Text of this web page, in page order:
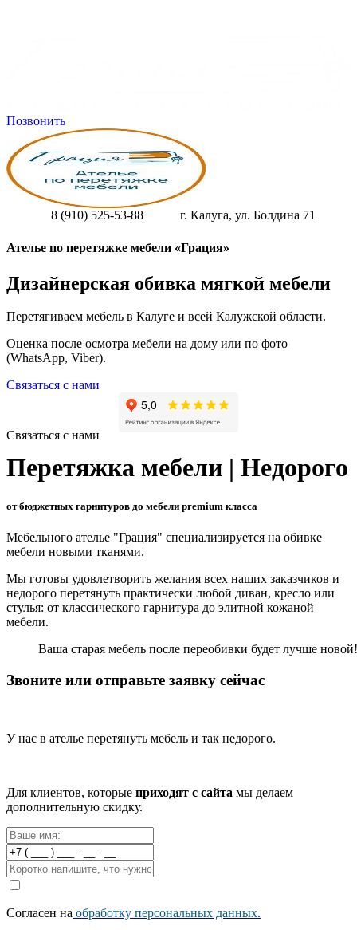
Позвонить
8 (910) 525-53-88 г. Калуга, ул. Болдина 71
Ателье по перетяжке мебели «Грация»
Дизайнерская обивка мягкой мебели
Перетягиваем мебель в Калуге и всей Калужской области.
Оценка после осмотра мебели на дому или по фото
(WhatsApp, Viber).
Связаться с нами
Связаться с нами
Перетяжка мебели | Недорого
от бюджетных гарнитуров до мебели premium класса
Мебельного ателье "Грация" специализируется на обивке
мебели новыми тканями.
Мы готовы удовлетворить желания всех наших заказчиков и
недорого перетянуть практически любой диван, кресло или
стулья: от классического гарнитура до элитной кожаной
мебели.
Ваша старая мебель после переобивки будет лучше новой!
Звоните или отправьте заявку сейчас
У нас в ателье перетянуть мебель и так недорого.
Для клиентов, которые приходят с сайта мы делаем
дополнительную скидку.
Согласен на обработку персональных данных.